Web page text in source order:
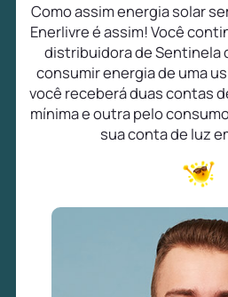
Como assim energia solar
Enerlivre é assim! Você
distribuidora de Sentinela
consumir energia de uma
você receberá duas contas
mínima e outra pelo
sua conta de luz